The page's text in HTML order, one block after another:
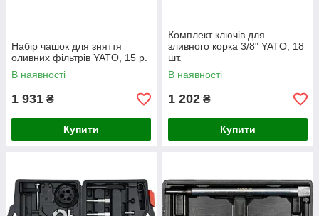
Набір чашок для зняття
оливних фільтрів YATO, 15 р.
В наявності
1 931 ₴
Купити
Комплект ключів для
зливного корка 3/8" YATO, 18
шт.
В наявності
1 202 ₴
Купити